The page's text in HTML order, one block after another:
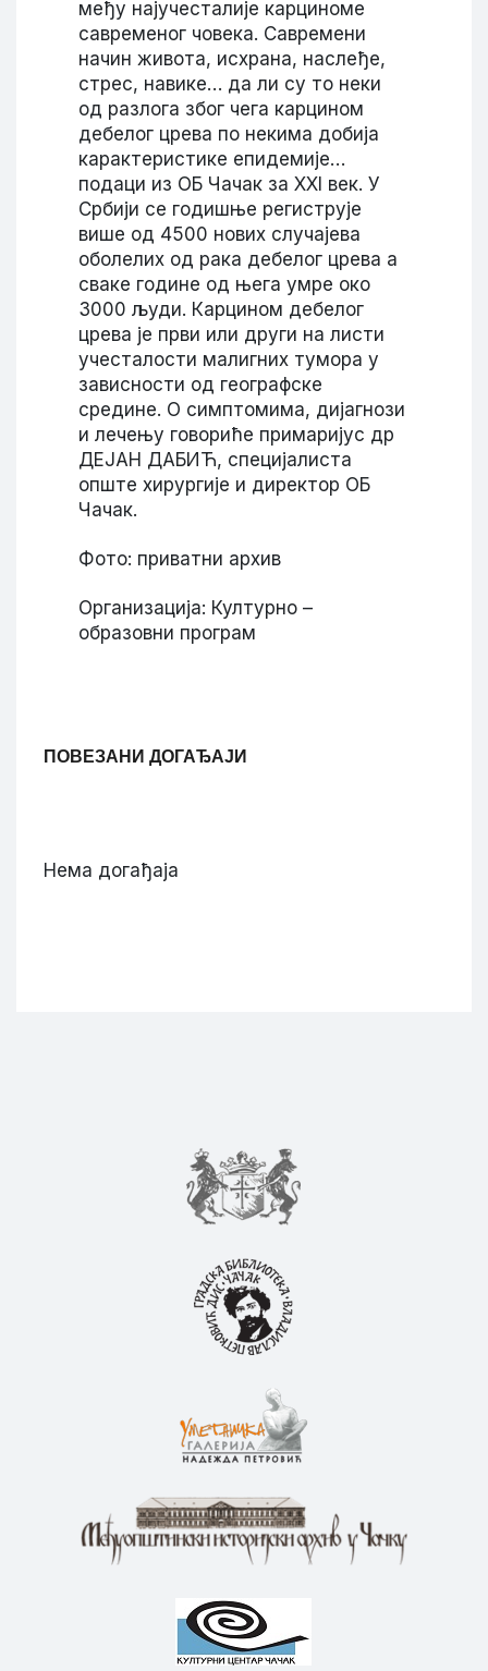
међу најучесталије карциноме
савременог човека. Савремени
начин живота, исхрана, наслеђе,
стрес, навике… да ли су то неки
од разлога због чега карцином
дебелог црева по некима добија
карактеристике епидемије…
подаци из ОБ Чачак за XXI век. У
Србији се годишње региструје
више од 4500 нових случајева
оболелих од рака дебелог црева а
сваке године од њега умре око
3000 људи. Карцином дебелог
црева је први или други на листи
учесталости малигних тумора у
зависности од географске
средине. О симптомима, дијагнози
и лечењу говориће примаријус др
ДЕЈАН ДАБИЋ, специјалиста
опште хирургије и директор ОБ
Чачак.
Фото: приватни архив
Организација: Културно –
образовни програм
ПОВЕЗАНИ ДОГАЂАЈИ
Нема догађаја